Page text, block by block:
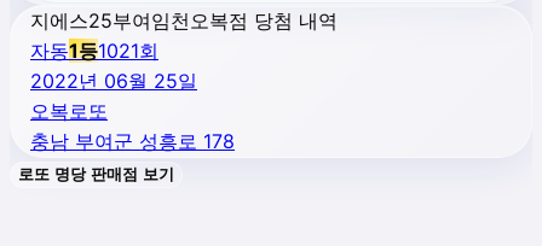
지에스25부여임천오복점 당첨 내역
자동1등1021회
2022년 06월 25일
오복로또
충남 부여군 성흥로 178
로또 명당 판매점 보기